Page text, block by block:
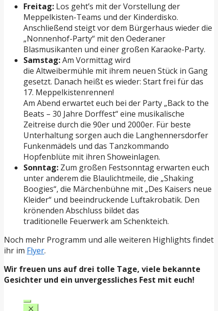
Freitag: Los geht’s mit der Vorstellung der
Meppelkisten-Teams und der Kinderdisko.
Anschließend steigt vor dem Bürgerhaus wieder die
„Nonnenhof-Party“ mit den Oederaner
Blasmusikanten und einer großen Karaoke-Party.
Samstag:Am Vormittag wird
die Altweibermühle mit ihrem neuen Stück in Gang
gesetzt. Danach heißt es wieder: Start frei für das
17. Meppelkistenrennen!
Am Abend erwartet euch bei der Party „Back to the
Beats – 30 Jahre Dorffest“ eine musikalische
Zeitreise durch die 90er und 2000er. Für beste
Unterhaltung sorgen auch die Langhennersdorfer
Funkenmädels und das Tanzkommando
Hopfenblüte mit ihren Showeinlagen.
Sonntag: Zum großen Festsonntag erwarten euch
unter anderem die Blaulichtmeile, die „Shaking
Boogies“, die Märchenbühne mit „Des Kaisers neue
Kleider“ und beeindruckende Luftakrobatik. Den
krönenden Abschluss bildet das
traditionelle Feuerwerk am Schenkteich.
Noch mehr Programm und alle weiteren Highlights findet
ihr im Flyer.
Wir freuen uns auf drei tolle Tage, viele bekannte
Gesichter und ein unvergessliches Fest mit euch!